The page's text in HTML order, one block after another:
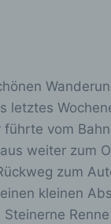
letztes
führte vom
weiter zum
zum
kleinen